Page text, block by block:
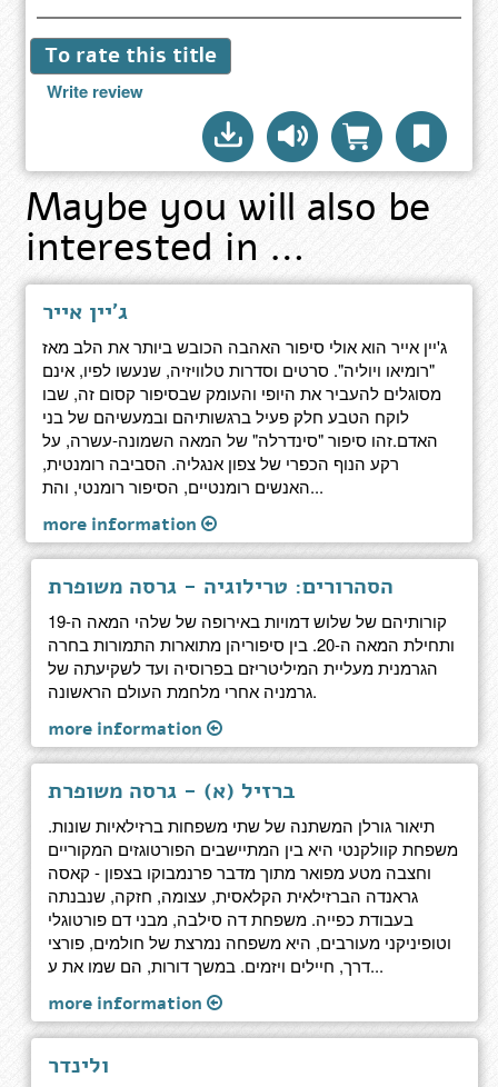
To rate this title
Write review
Maybe you will also be
interested in …
ג'יין אייר
ג'יין אייר הוא אולי סיפור האהבה הכובש ביותר את הלב מאז
"רומיאו ויוליה". סרטים וסדרות טלוויזיה, שנעשו לפיו, אינם
מסוגלים להעביר את היופי והעומק שבסיפור קסום זה, שבו
לוקח הטבע חלק פעיל ברגשותיהם ובמעשיהם של בני
האדם.זהו סיפור "סינדרלה" של המאה השמונה-עשרה, על
רקע הנוף הכפרי של צפון אנגליה. הסביבה רומנטית,
האנשים רומנטיים, הסיפור רומנטי, והת...
more information
הסהרורים: טרילוגיה - גרסה משופרת
קורותיהם של שלוש דמויות באירופה של שלהי המאה ה-19
ותחילת המאה ה-20. בין סיפוריהן מתוארות התמורות בחרה
הגרמנית מעליית המיליטריזם בפרוסיה ועד לשקיעתה של
גרמניה אחרי מלחמת העולם הראשונה.
more information
ברזיל (א) - גרסה משופרת
תיאור גורלן המשתנה של שתי משפחות ברזילאיות שונות.
משפחת קוולקנטי היא בין המתיישבים הפורטוגזים המקוריים
וחצבה מטע מפואר מתוך מדבר פרנמבוקו בצפון - קאסה
גראנדה הברזילאית הקלאסית, עצומה, חזקה, שנבנתה
בעבודת כפייה. משפחת דה סילבה, מבני דם פורטוגלי
וטופיניקני מעורבים, היא משפחה נמרצת של חולמים, פורצי
דרך, חיילים ויזמים. במשך דורות, הם שמו את ע...
more information
ולינדר